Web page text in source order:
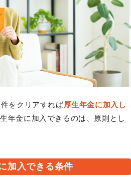
をクリアすれば厚生年金に加入し
年金に加入できるのは、原則とし
加入できる条件